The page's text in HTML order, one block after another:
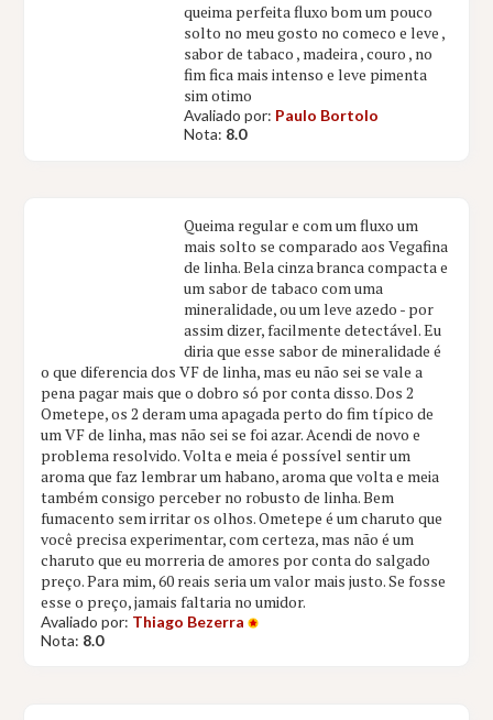
queima perfeita fluxo bom um pouco
solto no meu gosto no comeco e leve ,
sabor de tabaco , madeira , couro , no
fim fica mais intenso e leve pimenta
sim otimo
Avaliado por: Paulo Bortolo
Nota: 8.0
Queima regular e com um fluxo um
mais solto se comparado aos Vegafina
de linha. Bela cinza branca compacta e
um sabor de tabaco com uma
mineralidade, ou um leve azedo - por
assim dizer, facilmente detectável. Eu
diria que esse sabor de mineralidade é
o que diferencia dos VF de linha, mas eu não sei se vale a
pena pagar mais que o dobro só por conta disso. Dos 2
Ometepe, os 2 deram uma apagada perto do fim típico de
um VF de linha, mas não sei se foi azar. Acendi de novo e
problema resolvido. Volta e meia é possível sentir um
aroma que faz lembrar um habano, aroma que volta e meia
também consigo perceber no robusto de linha. Bem
fumacento sem irritar os olhos. Ometepe é um charuto que
você precisa experimentar, com certeza, mas não é um
charuto que eu morreria de amores por conta do salgado
preço. Para mim, 60 reais seria um valor mais justo. Se fosse
esse o preço, jamais faltaria no umidor.
Avaliado por: Thiago Bezerra
Nota: 8.0